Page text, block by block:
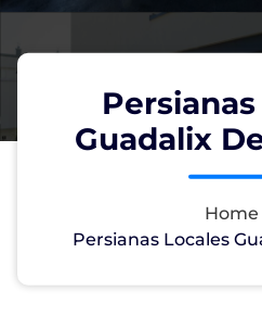
Guadalix
Home
Persianas Locales